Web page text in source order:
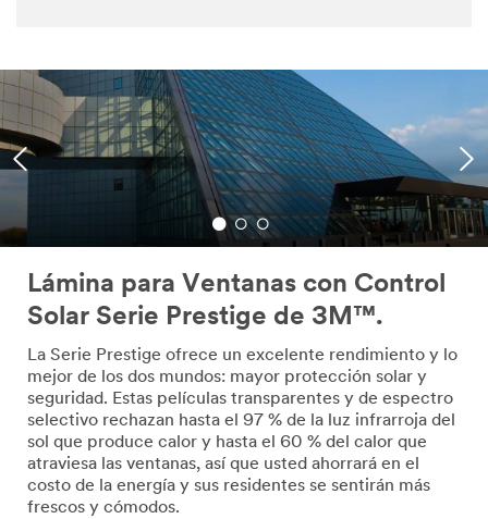
Lámina para Ventanas con Control
Solar Serie Prestige de 3M™.
La Serie Prestige ofrece un excelente rendimiento y lo
mejor de los dos mundos: mayor protección solar y
seguridad. Estas películas transparentes y de espectro
selectivo rechazan hasta el 97 % de la luz infrarroja del
sol que produce calor y hasta el 60 % del calor que
atraviesa las ventanas, así que usted ahorrará en el
costo de la energía y sus residentes se sentirán más
frescos y cómodos.